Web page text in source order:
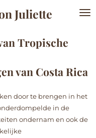
Juliette
Tropische
van Costa Rica
door te brengen in het
in de
ondernam en ook de